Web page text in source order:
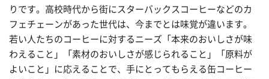
りです。高校時代から街にスターバックスコーヒーなどのカ
フェチェーンがあった世代は、今までとは味覚が違います。
若い人たちのコーヒーに対するニーズ「本来のおいしさが味
わえること」「素材のおいしさが感じられること」「原料が
よいこと」に応えることで、手にとってもらえる缶コーヒー